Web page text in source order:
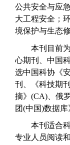
公共安全与应
大工程安全 ；
境保护与生态
本刊目前
心期刊、中国
选中国科协《
刊、《科技期
摘》 (CA) 、俄
团(中国)数据库
本刊适合
专业人员阅读和